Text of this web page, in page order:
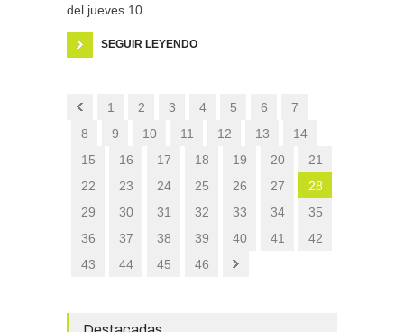
del jueves 10
SEGUIR LEYENDO
1 2 3 4 5 6
7
8
9 10 11 12 13
14
15
16 17 18 19 20
21
22
23 24 25 26 27
28
29
30 31 32 33 34
35
36
37 38 39 40 41
42
43
44 45 46